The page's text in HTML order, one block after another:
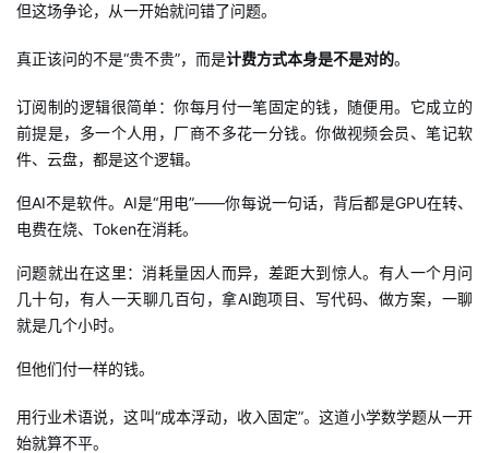
动
关
证
实
的
藏
持
建
但这场争论，从一开始就问错了问题。
真正该问的不是“贵不贵”，而是计费方式本身是不是对的。
订阅制的逻辑很简单：你每月付一笔固定的钱，随便用。它成立的
前提是，多一个人用，厂商不多花一分钱。你做视频会员、笔记软
件、云盘，都是这个逻辑。
但AI不是软件。AI是“用电”——你每说一句话，背后都是GPU在转、
电费在烧、Token在消耗。
问题就出在这里：消耗量因人而异，差距大到惊人。有人一个月问
几十句，有人一天聊几百句，拿AI跑项目、写代码、做方案，一聊
就是几个小时。
但他们付一样的钱。
用行业术语说，这叫“成本浮动，收入固定”。这道小学数学题从一开
始就算不平。